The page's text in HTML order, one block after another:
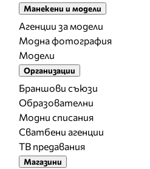
Манекени и модели
Агенции за модели
Модна фотография
Модели
Организации
Браншови съюзи
Образователни
Модни списания
Сватбени агенции
ТВ предавания
Магазини